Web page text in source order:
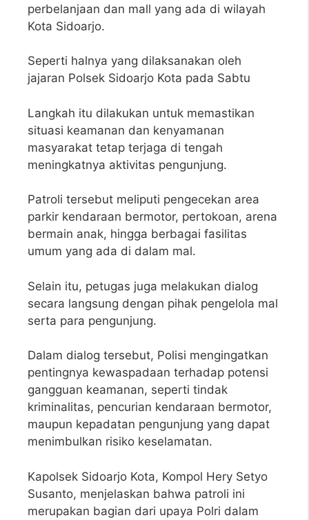
perbelanjaan dan mall yang ada di wilayah
Kota Sidoarjo.
Seperti halnya yang dilaksanakan oleh
jajaran Polsek Sidoarjo Kota pada Sabtu
Langkah itu dilakukan untuk memastikan
situasi keamanan dan kenyamanan
masyarakat tetap terjaga di tengah
meningkatnya aktivitas pengunjung.
Patroli tersebut meliputi pengecekan area
parkir kendaraan bermotor, pertokoan, arena
bermain anak, hingga berbagai fasilitas
umum yang ada di dalam mal.
Selain itu, petugas juga melakukan dialog
secara langsung dengan pihak pengelola mal
serta para pengunjung.
Dalam dialog tersebut, Polisi mengingatkan
pentingnya kewaspadaan terhadap potensi
gangguan keamanan, seperti tindak
kriminalitas, pencurian kendaraan bermotor,
maupun kepadatan pengunjung yang dapat
menimbulkan risiko keselamatan.
Kapolsek Sidoarjo Kota, Kompol Hery Setyo
Susanto, menjelaskan bahwa patroli ini
merupakan bagian dari upaya Polri dalam